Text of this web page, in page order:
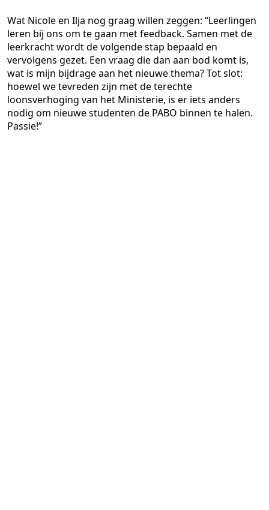
Wat Nicole en Ilja nog graag willen zeggen: “Leerlingen
leren bij ons om te gaan met feedback. Samen met de
leerkracht wordt de volgende stap bepaald en
vervolgens gezet. Een vraag die dan aan bod komt is,
wat is mijn bijdrage aan het nieuwe thema? Tot slot:
hoewel we tevreden zijn met de terechte
loonsverhoging van het Ministerie, is er iets anders
nodig om nieuwe studenten de PABO binnen te halen.
Passie!”